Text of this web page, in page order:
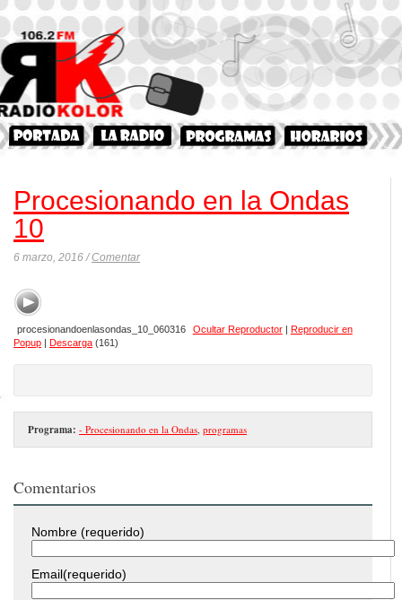
Procesionando en la Ondas
10
6 marzo, 2016 /Comentar
procesionandoenlasondas_10_060316 Ocultar Reproductor| Reproducir en
Popup | Descarga (161)
Programa: - Procesionando en la Ondas programas
Comentarios
Nombre (requerido)
Email(requerido)